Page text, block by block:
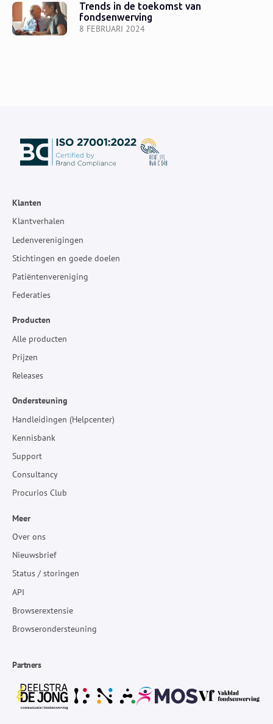
8 FEBRUARI 2024
Trends in de toekomst van
fondsenwerving
Klanten
Klantverhalen
Ledenverenigingen
Stichtingen en goede doelen
Patiëntenvereniging
Federaties
Producten
Alle producten
Prijzen
Releases
Ondersteuning
Handleidingen (Helpcenter)
Kennisbank
Support
Consultancy
Procurios Club
Meer
Over ons
Nieuwsbrief
Status / storingen
API
Browserextensie
Browserondersteuning
Partners